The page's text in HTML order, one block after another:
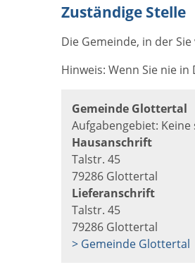
Zuständige Stelle
Die Gemeinde, in der
Hinweis: Wenn Sie nie
Gemeinde Glottertal
Aufgabengebiet:
Hausanschrift
Talstr. 45
79286 Glottertal
Lieferanschrift
Talstr. 45
79286 Glottertal
> Gemeinde Glottertal